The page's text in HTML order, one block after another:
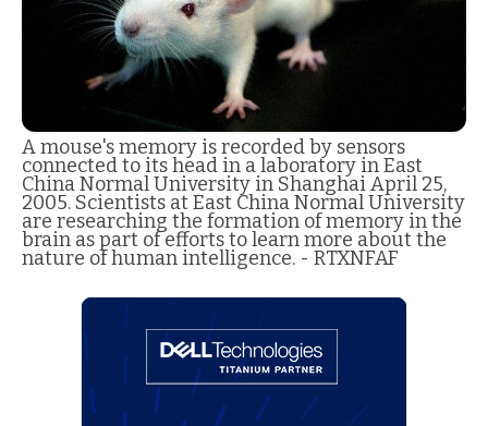
A mouse's memory is recorded by sensors
connected to its head in a laboratory in East
China Normal University in Shanghai April 25,
2005. Scientists at East China Normal University
are researching the formation of memory in the
brain as part of efforts to learn more about the
nature of human intelligence. - RTXNFAF